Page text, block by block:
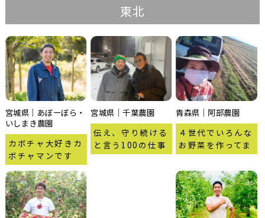
東北
宮城県｜あぼーぼら・
いしまき農園
カボチャ大好きカ
ボチャマンです
宮城県｜千葉農園
伝え、守り続ける
と言う100の仕事
青森県｜阿部農園
４世代でいろんな
お野菜を作ってま
ーす?